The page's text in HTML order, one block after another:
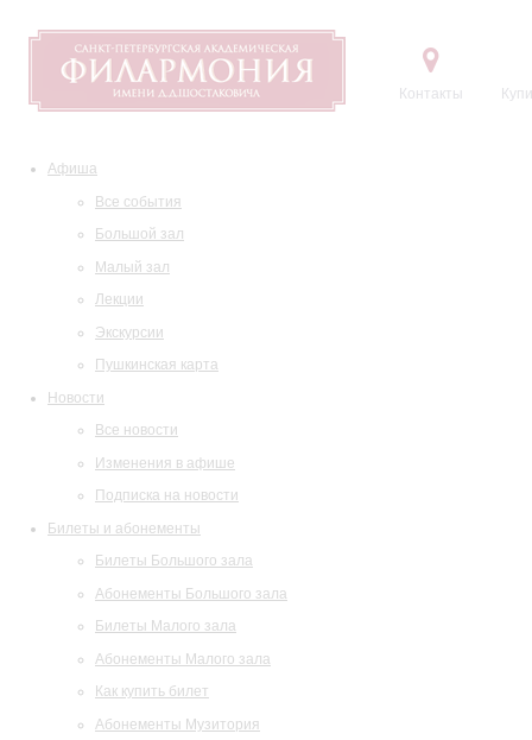
Контакты
Афиша
Все события
Большой зал
Малый зал
Лекции
Экскурсии
Пушкинская карта
Новости
Все новости
Изменения в афише
Подписка на новости
Билеты и абонементы
Билеты Большого зала
Абонементы Большого зала
Билеты Малого зала
Абонементы Малого зала
Как купить билет
Абонементы Музитория